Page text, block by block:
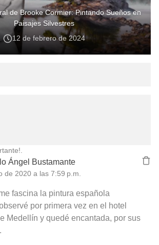
de Brooke Cormier: Pintando Sueños en
Paisajes Silvestres
12 de febrero de 2024
Ángel Bustamante
de 2020 a las 7:59 p.m.
fascina la pintura española
por primera vez en el hotel
Medellín y quedé encantada, por sus